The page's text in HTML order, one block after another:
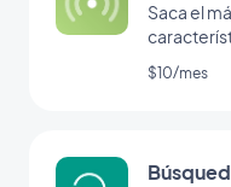
Saca el
$10/mes